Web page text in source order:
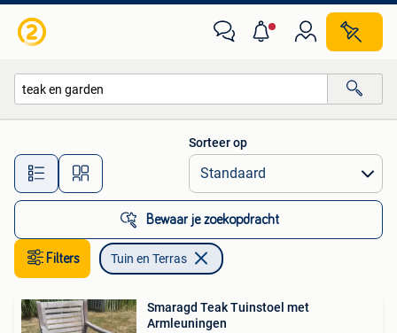
Alle afstanden…
Sorteer op
Bewaar je zoekopdracht
Filters Tuin en Terras
Smaragd Teak Tuinstoel met
Armleuningen